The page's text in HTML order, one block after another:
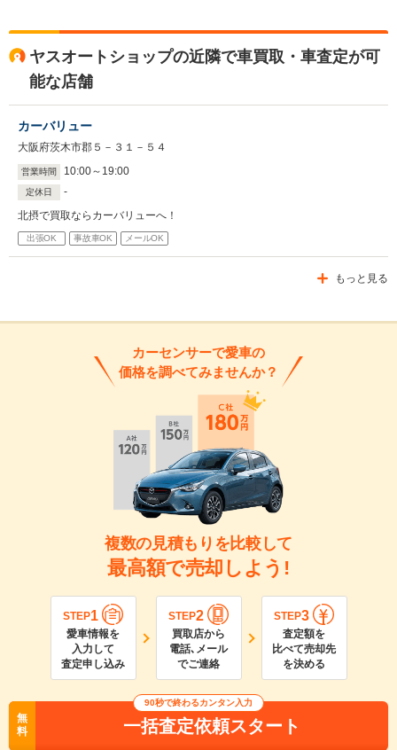
ヤスオートショップの近隣で車買取・車査定が可
能な店舗
カーバリュー
大阪府茨木市郡５－３１－５４
営業時間 10:00～ 19:00
定休日
-
北摂で買取ならカーバリューへ！
出張OK 事故車OK メールOK
もっと見る
カーセンサーで愛車の
価格を調べてみませんか？
複数の見積もりを比較して
最高額で売却しよう!
STEP1
愛車情報を
入力して
査定申し込み
STEP2
買取店から
電話､メール
でご連絡
STEP3
査定額を
比べて売却先
を決める
無
料
90秒で終わるカンタン入力
一括査定依頼スタート